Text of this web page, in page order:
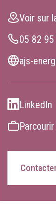
Voir sur
05 82
ajs-
LinkedIn